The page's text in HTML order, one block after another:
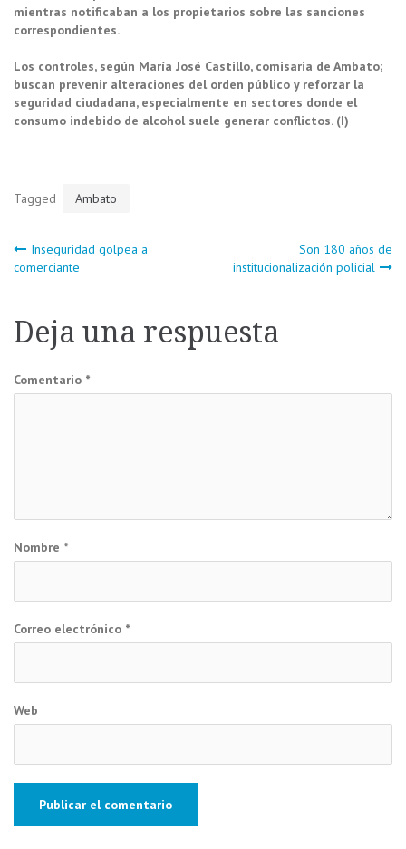
mientras notificaban a los propietarios sobre las sanciones
correspondientes.
Los controles, según María José Castillo, comisaria de Ambato;
buscan prevenir alteraciones del orden público y reforzar la
seguridad ciudadana, especialmente en sectores donde el
consumo indebido de alcohol suele generar conflictos. (I)
Tagged Ambato
Navegación
entradas
Inseguridad golpea a
comerciante
Son 180 años de
institucionalización policial
Deja una respuesta
Comentario *
Nombre *
Correo electrónico *
Web